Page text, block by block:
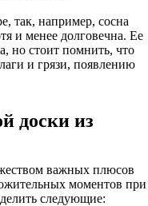
так, например, сосна
и менее долговечна. Ее
но стоит помнить, что
и грязи, появлению
доски из
важных плюсов
моментов при
следующие: